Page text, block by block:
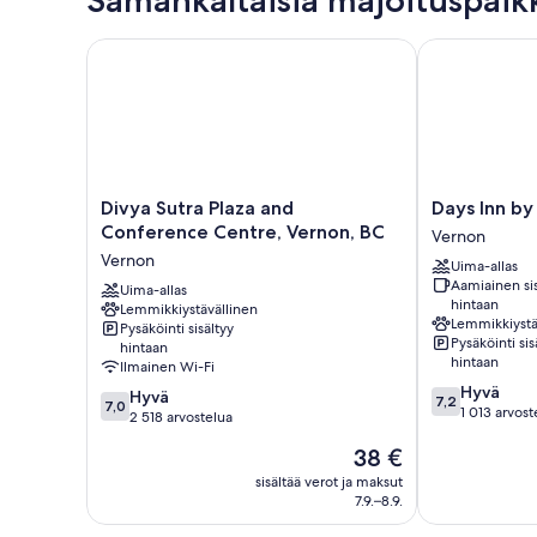
Divya
Sutra
and
Conference
Centre,
Vernon,
BC
Vernon
Divya Sutra Plaza and
Conference Centre, Vernon, BC
Vernon
Uima-allas
Lemmikkiystävällinen
Pysäköinti sisältyy
hintaan
Ilmainen Wi-Fi
7.0
kautta
7,0 Hyvä
2 518 arvostelua
Hinta
on
38 €
38 €
sisältää verot ja maksut
7.9.–8.9.
Divya Sutra Plaza and Conference Centre, Vernon, BC
Days
Inn
by
Wyndham
Vernon
Vernon
Days Inn
Vernon
Uima-allas
Aamiainen
hintaan
Pysäköinti
hintaan
7.2
kautta
7,2 Hyvä
1 013
Days Inn by